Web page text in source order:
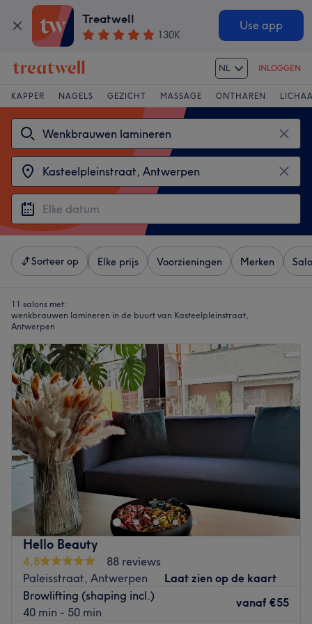
Treatwell
130K
Use app
NL INLOGGEN
KAPPER NAGELS GEZICHT MASSAGE ONTHAREN
Sorteer op Elke prijs Voorzieningen Merken
11 salons met:
wenkbrauwen lamineren in de buurt van Kasteelpleinstraat,
Antwerpen
Hello Beauty
4,8
88 reviews
Paleisstraat, Antwerpen
Laat zien op de kaart
Browlifting (shaping incl.)
40 min - 50 min
vanaf €55